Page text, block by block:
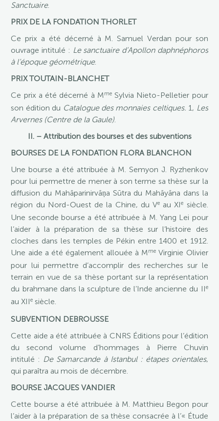
Sanctuaire.
PRIX DE LA FONDATION THORLET
Ce prix a été décerné à M. Samuel Verdan pour son
ouvrage intitulé : Le sanctuaire d’Apollon daphnéphoros
à l’époque géométrique.
PRIX TOUTAIN-BLANCHET
Ce prix a été décerné à MmeSylvia Nieto-Pelletier pour
son édition du Catalogue des monnaies celtiques. 1, Les
Arvernes (Centre de la Gaule).
II. – Attribution des bourses et des subventions
BOURSES DE LA FONDATION FLORA BLANCHON
Une bourse a été attribuée à M. Semyon J. Ryzhenkov
pour lui permettre de mener à son terme sa thèse sur la
diffusion du Mahāparinirvāṇa Sūtra du Mahāyāna dans la
région du Nord-Ouest de la Chine, du Veau XIe siècle.
Une seconde bourse a été attribuée à M. Yang Lei pour
l’aider à la préparation de sa thèse sur l’histoire des
cloches dans les temples de Pékin entre 1400 et 1912.
Une aide a été également allouée à Mme Virginie Olivier
pour lui permettre d’accomplir des recherches sur le
terrain en vue de sa thèse portant sur la représentation
du brahmane dans la sculpture de l’Inde ancienne du IIe
au XIIe siècle.
SUBVENTION DEBROUSSE
Cette aide a été attribuée à CNRS Éditions pour l’édition
du second volume d’hommages à Pierre Chuvin
intitulé : De Samarcande à Istanbul : étapes orientales,
qui paraîtra au mois de décembre.
BOURSE JACQUES VANDIER
Cette bourse a été attribuée à M. Matthieu Begon pour
l’aider à la préparation de sa thèse consacrée à l’« Étude